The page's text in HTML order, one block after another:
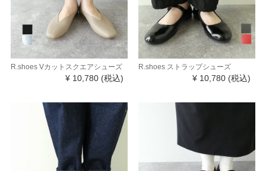
R.shoes Vカットスクエアシューズ
¥ 10,780 (税込)
R.shoes ストラップシューズ
¥ 10,780 (税込)